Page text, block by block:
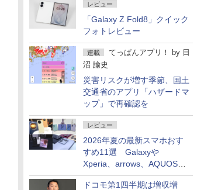
レビュー
「Galaxy Z Fold8」クイック
フォトレビュー
連載 てっぱんアプリ！ by 日
沼 諭史
災害リスクが増す季節、国土
交通省のアプリ「ハザードマ
ップ」で再確認を
レビュー
2026年夏の最新スマホおす
すめ11選 Galaxyや
Xperia、arrows、AQUOSな
ど注目機種の特徴は
ドコモ第1四半期は増収増